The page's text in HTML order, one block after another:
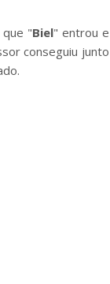
"Biel" entrou e
conseguiu junto